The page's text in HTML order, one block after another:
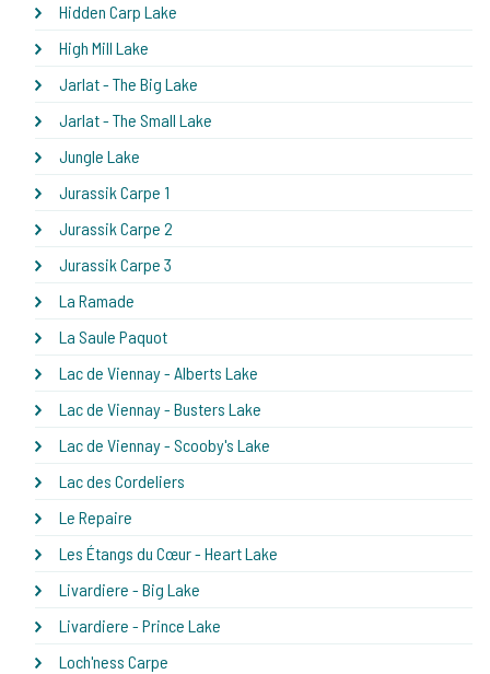
Hidden Carp Lake
High Mill Lake
Jarlat - The Big Lake
Jarlat - The Small Lake
Jungle Lake
Jurassik Carpe 1
Jurassik Carpe 2
Jurassik Carpe 3
La Ramade
La Saule Paquot
Lac de Viennay - Alberts Lake
Lac de Viennay - Busters Lake
Lac de Viennay - Scooby's Lake
Lac des Cordeliers
Le Repaire
Les Étangs du Cœur - Heart Lake
Livardiere - Big Lake
Livardiere - Prince Lake
Loch'ness Carpe